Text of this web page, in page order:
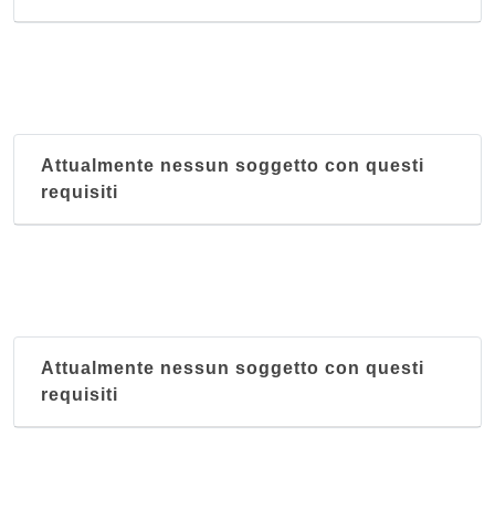
Attualmente nessun soggetto con questi
requisiti
Attualmente nessun soggetto con questi
requisiti